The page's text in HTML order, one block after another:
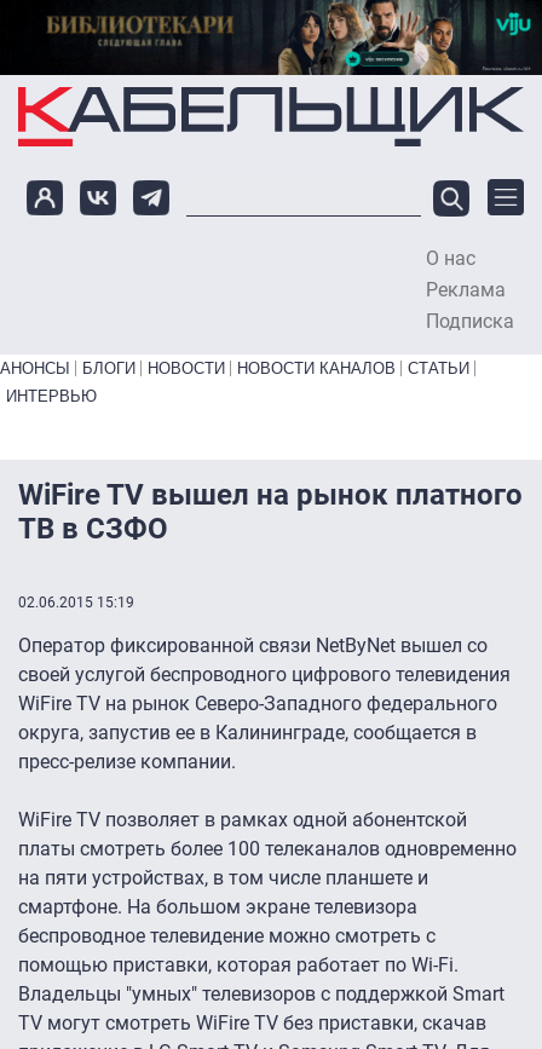
Перейти к основному содержанию
О нас
Реклама
Подписка
Primary links bottom
АНОНСЫ БЛОГИ НОВОСТИ НОВОСТИ КАНАЛОВ
СТАТЬИ
ИНТЕРВЬЮ
WiFire TV вышел на рынок платного
ТВ в СЗФО
02.06.2015 15:19
Оператор фиксированной связи NetByNet вышел со
своей услугой беспроводного цифрового телевидения
WiFire TV на рынок Северо-Западного федерального
округа, запустив ее в Калининграде, сообщается в
пресс-релизе компании.
WiFire TV позволяет в рамках одной абонентской
платы смотреть более 100 телеканалов одновременно
на пяти устройствах, в том числе планшете и
смартфоне. На большом экране телевизора
беспроводное телевидение можно смотреть с
помощью приставки, которая работает по Wi-Fi.
Владельцы "умных" телевизоров с поддержкой Smart
TV могут смотреть WiFire TV без приставки, скачав